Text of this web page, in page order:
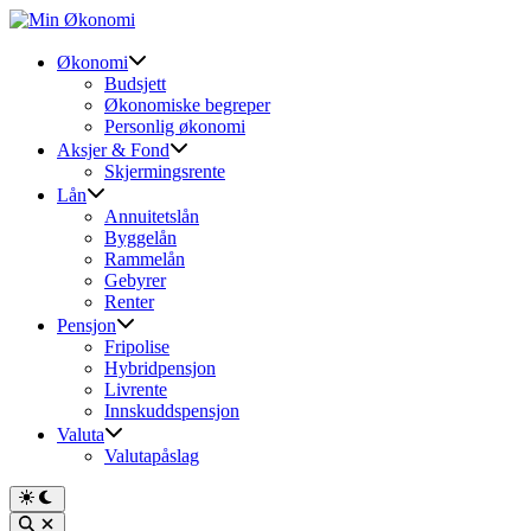
Skip
contentØkonomi
Budsjett
Økonomiske begreper
Personlig økonomi
Aksjer & Fond
Skjermingsrente
Lån
Annuitetslån
Byggelån
Rammelån
Gebyrer
Renter
Pensjon
Fripolise
Hybridpensjon
Livrente
Innskuddspensjon
Valuta
Valutapåslag
Switch
to
Open